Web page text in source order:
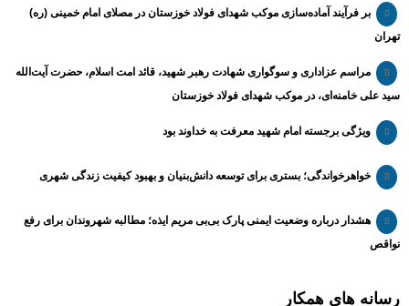
بر فرآیند آماده‌سازی موکب شهدای فولاد خوزستان در مصلای امام خمینی (ره)
تهران
مراسم عزاداری و سوگواری شهادت رهبر شهید، قائد امت اسلام، حضرت آیت‌الله
سید علی خامنه‌ای، در موکب شهدای فولاد خوزستان
ویژگی برجسته امام شهید معرفت به خداوند بود
خواهرخواندگی؛ بستری برای توسعه دانش‌بنیان و بهبود کیفیت زندگی شهری
هشدار درباره وضعیت ایمنی پارک بی‌بی مریم ایذه؛ مطالبه شهروندان برای رفع
نواقص
رسانه های همکار